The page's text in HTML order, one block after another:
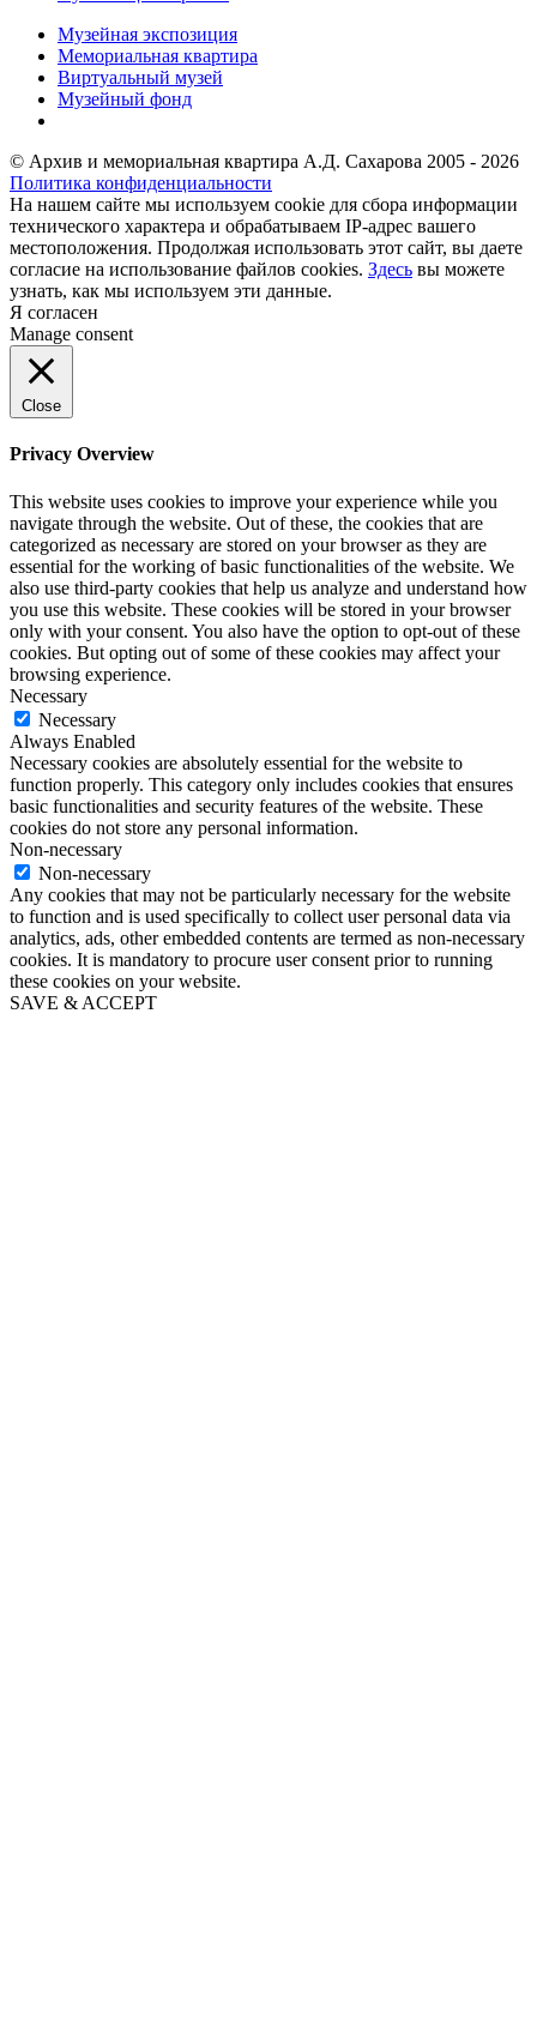
Музейная экспозиция
Мемориальная квартира
Виртуальный музей
Музейный фонд
© Архив и мемориальная квартира А.Д. Сахарова 2005 - 2026
Политика конфиденциальности
На нашем сайте мы используем cookie для сбора информации
технического характера и обрабатываем IP-адрес вашего
местоположения. Продолжая использовать этот сайт, вы даете
согласие на использование файлов cookies. Здесь вы можете
узнать, как мы используем эти данные.
Я согласен
Manage consent
Close
Privacy Overview
This website uses cookies to improve your experience while you
navigate through the website. Out of these, the cookies that are
categorized as necessary are stored on your browser as they are
essential for the working of basic functionalities of the website. We
also use third-party cookies that help us analyze and understand how
you use this website. These cookies will be stored in your browser
only with your consent. You also have the option to opt-out of these
cookies. But opting out of some of these cookies may affect your
browsing experience.
Necessary
Necessary
Always Enabled
Necessary cookies are absolutely essential for the website to
function properly. This category only includes cookies that ensures
basic functionalities and security features of the website. These
cookies do not store any personal information.
Non-necessary
Non-necessary
Any cookies that may not be particularly necessary for the website
to function and is used specifically to collect user personal data via
analytics, ads, other embedded contents are termed as non-necessary
cookies. It is mandatory to procure user consent prior to running
these cookies on your website.
SAVE & ACCEPT